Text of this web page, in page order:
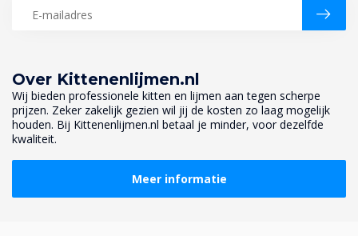
Over Kittenenlijmen.nl
Wij bieden professionele kitten en lijmen aan tegen scherpe
prijzen. Zeker zakelijk gezien wil jij de kosten zo laag mogelijk
houden. Bij Kittenenlijmen.nl betaal je minder, voor dezelfde
kwaliteit.
Meer informatie